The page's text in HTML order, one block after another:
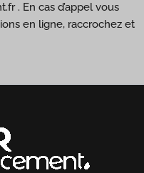
. En cas d’appel vous
en ligne, raccrochez et